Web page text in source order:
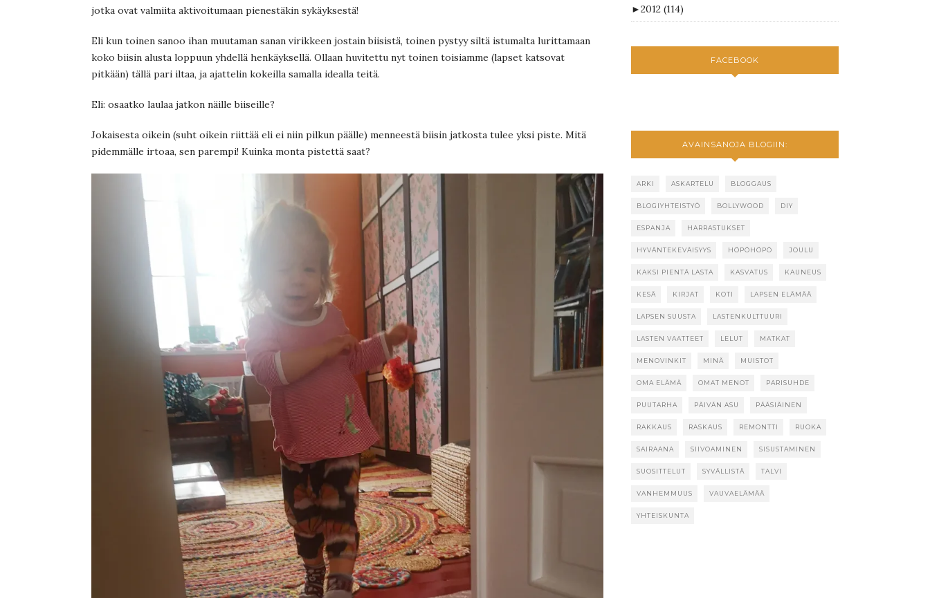
jotka ovat valmiita aktivoitumaan pienestäkin sykäyksestä!
Eli kun toinen sanoo ihan muutaman sanan virikkeen jostain biisistä, toinen pystyy siltä istumalta lurittamaan
koko biisin alusta loppuun yhdellä henkäyksellä. Ollaan huvitettu nyt toinen toisiamme (lapset katsovat
pitkään) tällä pari iltaa, ja ajattelin kokeilla samalla idealla teitä.
Eli: osaatko laulaa jatkon näille biiseille?
Jokaisesta oikein (suht oikein riittää eli ei niin pilkun päälle) menneestä biisin jatkosta tulee yksi piste. Mitä
pidemmälle irtoaa, sen parempi! Kuinka monta pistettä saat?
►2012 (114)
FACEBOOK
AVAINSANOJA BLOGIIN:
ARKI ASKARTELU BLOGGAUS
BLOGIYHTEISTYÖ BOLLYWOOD DIY
ESPANJA HARRASTUKSET
HYVÄNTEKEVÄISYYS HÖPÖHÖPÖ JOULU
KAKSI PIENTÄ LASTA KASVATUS KAUNEUS
KESÄ KIRJAT KOTI LAPSEN ELÄMÄÄ
LAPSEN SUUSTA LASTENKULTTUURI
LASTEN VAATTEET LELUT MATKAT
MENOVINKIT MINÄ MUISTOT
OMA ELÄMÄ OMAT MENOT PARISUHDE
PUUTARHA PÄIVÄN ASU PÄÄSIÄINEN
RAKKAUS RASKAUS REMONTTI RUOKA
SAIRAANA SIIVOAMINEN SISUSTAMINEN
SUOSITTELUT SYVÄLLISTÄ TALVI
VANHEMMUUS VAUVAELÄMÄÄ
YHTEISKUNTA